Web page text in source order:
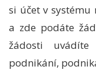
si účet v
a zde podáte
žádosti uvádíte
podnikání,